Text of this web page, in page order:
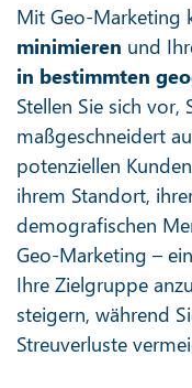
Mit Geo-Marketing
minimieren und
in bestimmten
Stellen Sie sich
maßgeschneidert
potenziellen
ihrem Standort,
demografischen
Geo-Marketing –
Ihre Zielgruppe
steigern, während
Streuverluste